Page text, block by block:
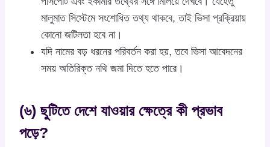
মালুমাত সিস্টেমে সংশোধিত তথ্য থাকবে, তাই ভিসা প্রক্রিয়ায়
কোনো জটিলতা হবে না।
যদি নামের বড় ধরনের পরিবর্তন করা হয়, তবে ভিসা আবেদনের
সময় অতিরিক্ত নথি জমা দিতে হতে পারে।
(৬) ছুটিতে দেশে যাওয়ার ক্ষেত্রে কী প্রভাব
পড়ে?